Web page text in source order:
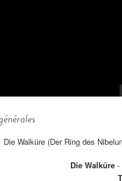
Die Walküre (Der Ring des
Die Walküre -